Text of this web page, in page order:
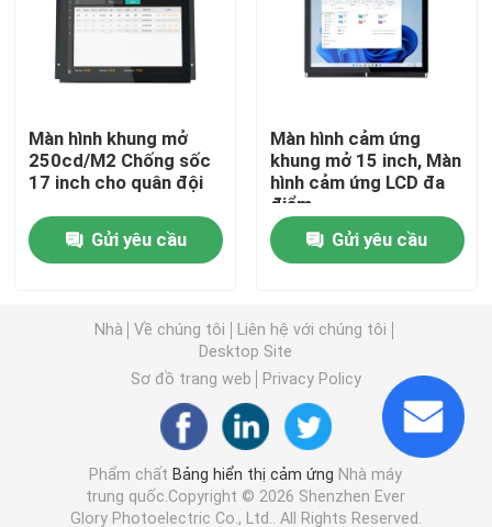
Bảng hiển thị cảm ứng
Bảng điều khiển cảm ứng công nghiệp
Bảng điều khiển cảm ứng điện dung
Hiển thị liên kết quang
Màn hình cảm ứng đa điểm
Mô-đun hiển thị màn hình cảm ứng
Màn hình khung mở
250cd/M2 Chống sốc
17 inch cho quân đội
Gửi yêu cầu
Màn hình cảm ứng
khung mở 15 inch, Màn
hình cảm ứng LCD đa
điểm
Gửi yêu cầu
Nhà Về chúng tôi
Liên hệ với chúng tôi
Desktop Site
Sơ đồ trang web
Privacy Policy
Phẩm chất Bảng hiển thị cảm ứng Nhà máy
trung quốc.Copyright © 2026 Shenzhen Ever
Glory Photoelectric Co., Ltd.. All Rights Reserved.